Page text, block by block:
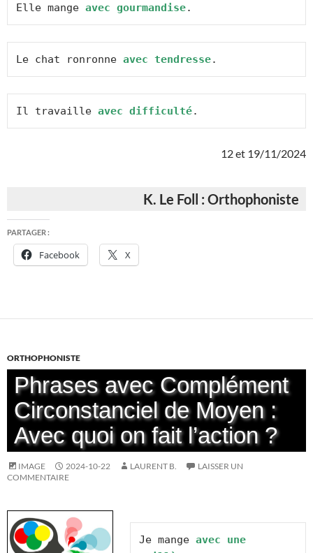
Elle mange avec gourmandise.
Le chat ronronne avec tendresse.
Il travaille avec difficulté.
12 et 19/11/2024
K. Le Foll : Orthophoniste
PARTAGER :
Facebook X
ORTHOPHONISTE
Phrases avec Complément
Circonstanciel de Moyen :
Avec quoi on fait l’action ?
IMAGE 2024-10-22 LAURENT B.
LAISSER UN
COMMENTAIRE
Je mange avec une